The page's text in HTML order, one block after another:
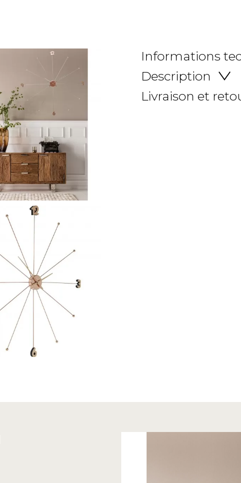
Informations
Description
Livraison et